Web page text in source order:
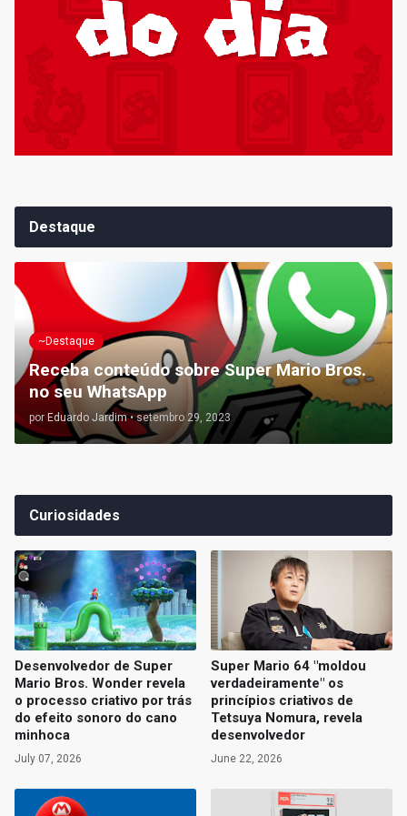
Destaque
~Destaque
Receba conteúdo sobre Super Mario Bros.
no seu WhatsApp
por Eduardo Jardim • setembro 29, 2023
Curiosidades
Desenvolvedor de Super
Mario Bros. Wonder revela
o processo criativo por trás
do efeito sonoro do cano
minhoca
July 07, 2026
Super Mario 64 "moldou
verdadeiramente" os
princípios criativos de
Tetsuya Nomura, revela
desenvolvedor
June 22, 2026